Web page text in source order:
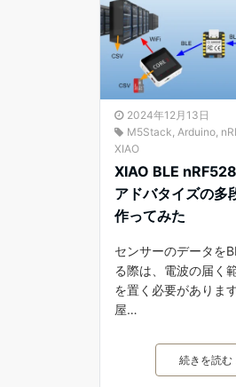
2024年12月13日
M5Stack Arduino
XIAO
XIAO BLE
アドバタイズの多
作ってみた
センサーのデータを
る際は、電波の届く
を置く必要がありま
屋…
続きを読む